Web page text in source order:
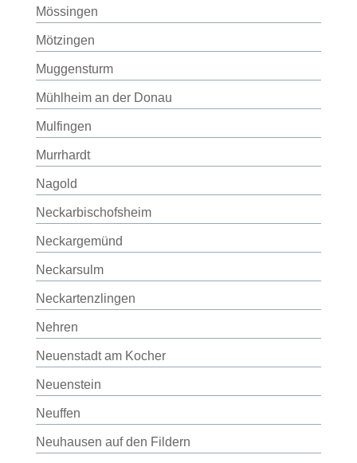
Mössingen
Mötzingen
Muggensturm
Mühlheim an der Donau
Mulfingen
Murrhardt
Nagold
Neckarbischofsheim
Neckargemünd
Neckarsulm
Neckartenzlingen
Nehren
Neuenstadt am Kocher
Neuenstein
Neuffen
Neuhausen auf den Fildern